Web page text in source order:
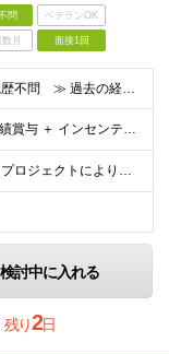
問 ベテランOK
月 面接1回
≪ 未経験歓迎／学歴・職歴不問 ≫ 過去の経歴は一切不問。 「いままで」よりも「これから」を 重視した採用を行っています！ ▼▼こんな想いがある方大歓迎▼▼ ・WEBデザインに興味がある！ ・自由な
⽉給30万円〜50万円 ＋ 業績賞与 ＋ インセンティブ賞与 経験者：35万円～ ※IT新人時25万円〜 ※経験・スキルを考慮の上、決定します。 ※経験者は別途優遇！ ★試⽤期間：3ヶ⽉ ★学
★リモートワーク実施中（プロジェクトによりフルリモートもあり） ★配属先は希望を最⼤限考慮
検討中に入れる
残り2日